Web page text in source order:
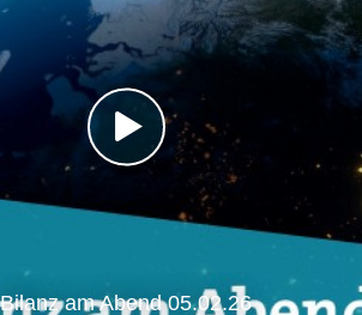
Bilanz am Abend 05.02.26